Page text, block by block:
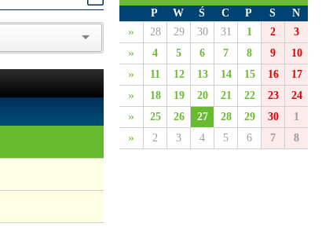
» 28 29 30 31 1 2 3
» 4 5 6 7 8 9 10
» 11 12 13 14 15 16 17
» 18 19 20 21 22 23 24
» 25 26 27 28 29 30 1
» 2 3 4 5 6 7 8
P W Ś C P S N